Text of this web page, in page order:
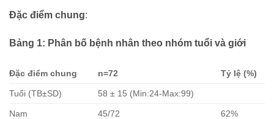
Đặc điểm chung:
Bảng 1: Phân bố bệnh nhân theo nhóm tuổi và giới
Đặc điểm chung n=72 Tỷ lệ (%)
Tuổi (TB±SD) 58 ± 15 (Min:24-Max:99)
Nam 45/72 62%